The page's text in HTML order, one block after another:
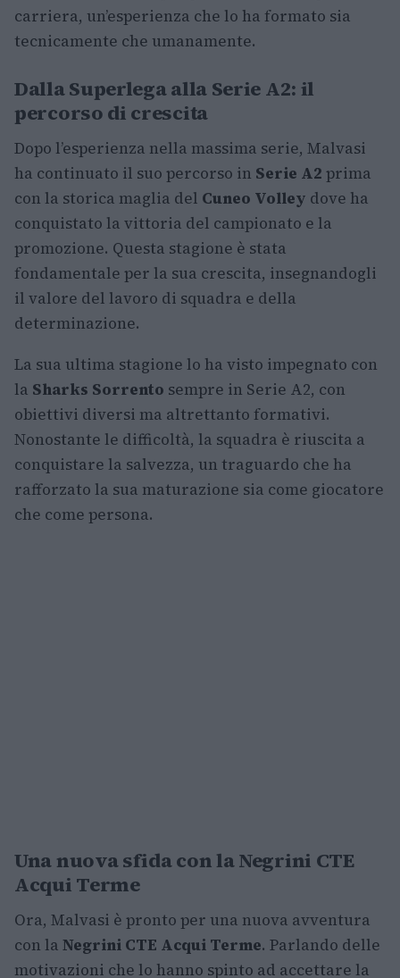
carriera, un’esperienza che lo ha formato sia
tecnicamente che umanamente.
Dalla Superlega alla Serie A2: il
percorso di crescita
Dopo l’esperienza nella massima serie, Malvasi
ha continuato il suo percorso in Serie A2 prima
con la storica maglia del Cuneo Volley dove ha
conquistato la vittoria del campionato e la
promozione. Questa stagione è stata
fondamentale per la sua crescita, insegnandogli
il valore del lavoro di squadra e della
determinazione.
La sua ultima stagione lo ha visto impegnato con
la Sharks Sorrento sempre in Serie A2, con
obiettivi diversi ma altrettanto formativi.
Nonostante le difficoltà, la squadra è riuscita a
conquistare la salvezza, un traguardo che ha
rafforzato la sua maturazione sia come giocatore
che come persona.
Una nuova sfida con la Negrini CTE
Acqui Terme
Ora, Malvasi è pronto per una nuova avventura
con la Negrini CTE Acqui Terme. Parlando delle
motivazioni che lo hanno spinto ad accettare la